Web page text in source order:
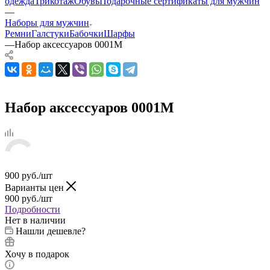
—
Наборы для мужчин
РемниГалстукиБабочкиШарфы
—Набор аксессуаров 0001М
Набор аксессуаров 0001М
900 руб./шт
Варианты цен
900 руб./шт
Подробности
Нет в наличии
Нашли дешевле?
Хочу в подарок